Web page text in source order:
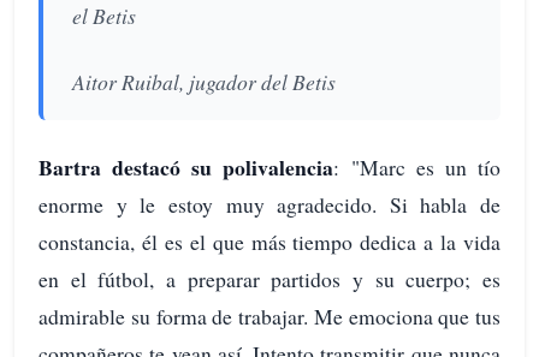
el Betis
Aitor Ruibal, jugador del Betis
Bartra destacó su polivalencia: "Marc es un tío
enorme y le estoy muy agradecido. Si habla de
constancia, él es el que más tiempo dedica a la vida
en el fútbol, a preparar partidos y su cuerpo; es
admirable su forma de trabajar. Me emociona que tus